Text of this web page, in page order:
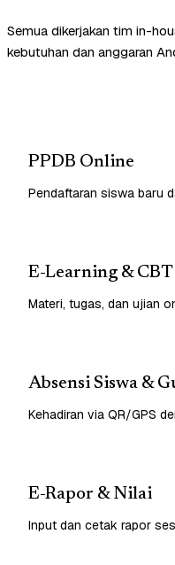
Semua dikerjakan tim in-
kebutuhan dan anggaran
PPDB Online
Pendaftaran siswa baru
E-Learning & CBT
Materi, tugas, dan ujian
Absensi Siswa &
Kehadiran via QR/GPS
E-Rapor & Nilai
Input dan cetak rapor